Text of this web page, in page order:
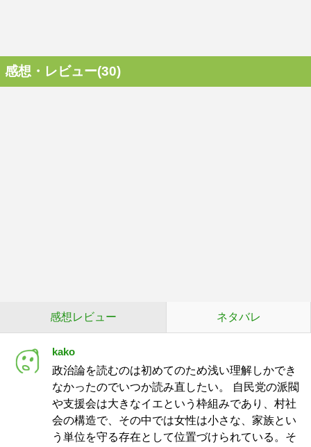
感想・レビュー(30)
感想レビュー ネタバレ
kako
政治論を読むのは初めてのため浅い理解しかでき
なかったのでいつか読み直したい。 自民党の派閥
や支援会は大きなイエという枠組みであり、村社
会の構造で、その中では女性は小さな、家族とい
う単位を守る存在として位置づけられている。そ